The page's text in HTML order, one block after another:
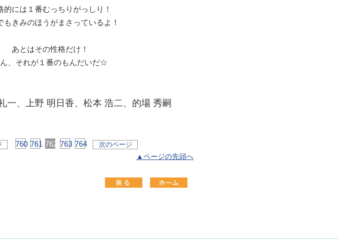
的には１番むっちりがっしり！
もきみのほうがまさっているよ！
あとはその性格だけ！
、それが１番のもんだいだ☆
一、上野 明日香、松本 浩二、的場 秀嗣
760 761 762 763 764
次のページ
▲ページの先頭へ